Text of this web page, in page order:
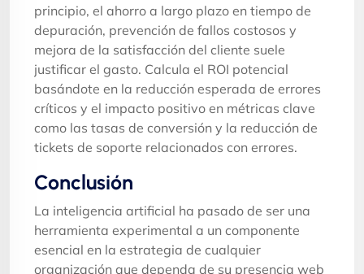
principio, el ahorro a largo plazo en tiempo de
depuración, prevención de fallos costosos y
mejora de la satisfacción del cliente suele
justificar el gasto. Calcula el ROI potencial
basándote en la reducción esperada de errores
críticos y el impacto positivo en métricas clave
como las tasas de conversión y la reducción de
tickets de soporte relacionados con errores.
Conclusión
La inteligencia artificial ha pasado de ser una
herramienta experimental a un componente
esencial en la estrategia de cualquier
organización que dependa de su presencia web